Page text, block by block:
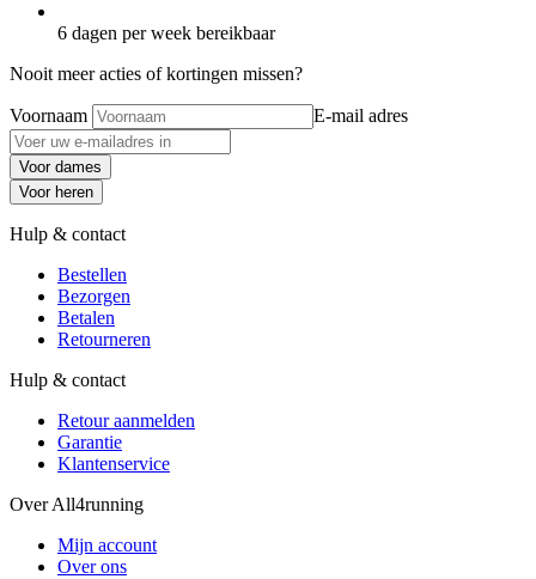
6 dagen per week bereikbaar
Nooit meer acties of kortingen missen?
Voornaam E-mail adres
Voor dames
Voor heren
Hulp & contact
Bestellen
Bezorgen
Betalen
Retourneren
Hulp & contact
Retour aanmelden
Garantie
Klantenservice
Over All4running
Mijn account
Over ons